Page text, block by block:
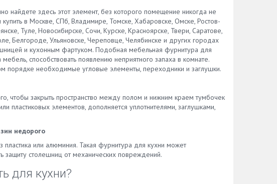
плинтусы
– в
модели
габаритов и форм.
для кухонного
высоким
При правильной
прослужить
Все еще думаете,
плинтус?
в нашей компании.
для
Самаре, Челябинске,
Самаре, Нижнем
Красноярске и
Осуществляем
найдете здесь этот элемент, без которого помещение никогда не
в Москве, СПб, Владимире, Томске, Хабаровске, Омске, Ростов-
Туле, Новосибирске, Сочи, Курске, Красноярске, Твери, Саратове,
Белгороде, Ульяновске, Череповце, Челябинске и других городах
и кухонным фартуком. Подобная мебельная фурнитура для
способствовать появлению неприятного запаха в комнате.
порядке необходимые угловые элементы, переходники и заглушки.
чтобы закрыть пространство между полом и нижним краем тумбочек
пластиковых элементов, дополняется уплотнителями, заглушками,
недорого
или алюминия. Такая фурнитура для кухни может
защиту столешниц от механических повреждений.
для кухни?